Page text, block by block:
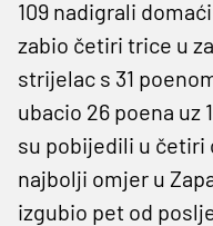
109 nadigrali
zabio četiri trice u
strijelac s 31
ubacio 26 poena uz
su pobijedili u četiri
najbolji omjer u
izgubio pet od